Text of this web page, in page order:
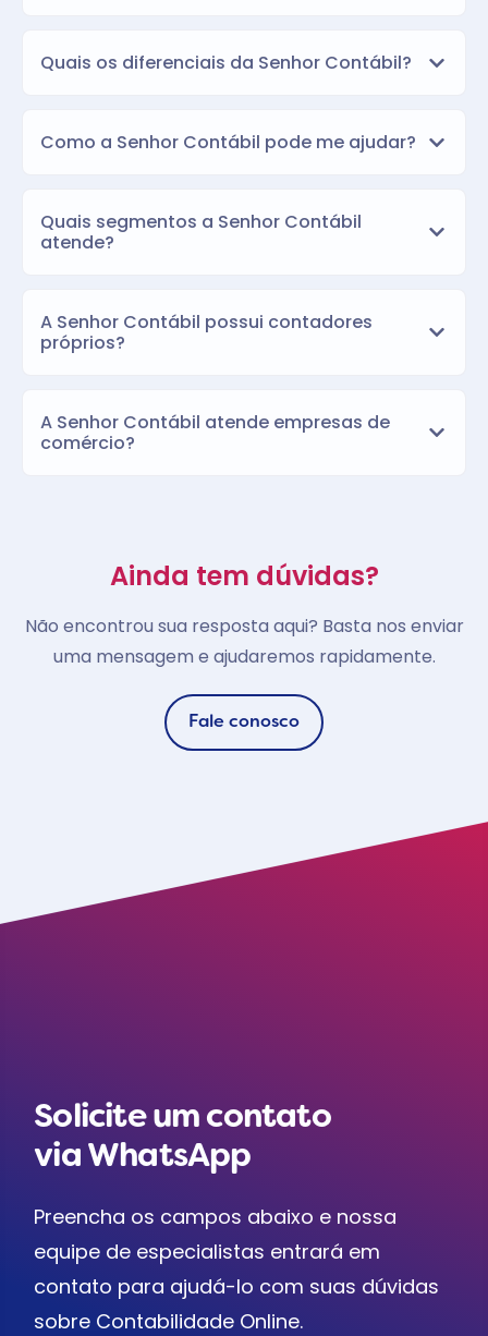
Quais os diferenciais da Senhor Contábil?
Como a Senhor Contábil pode me ajudar?
Quais segmentos a Senhor Contábil
atende?
A Senhor Contábil possui contadores
próprios?
A Senhor Contábil atende empresas de
comércio?
Ainda tem dúvidas?
Não encontrou sua resposta aqui? Basta nos enviar
uma mensagem e ajudaremos rapidamente.
Fale conosco
Solicite um contato
via WhatsApp
Preencha os campos abaixo e nossa
equipe de especialistas entrará em
contato para ajudá-lo com suas dúvidas
sobre Contabilidade Online.